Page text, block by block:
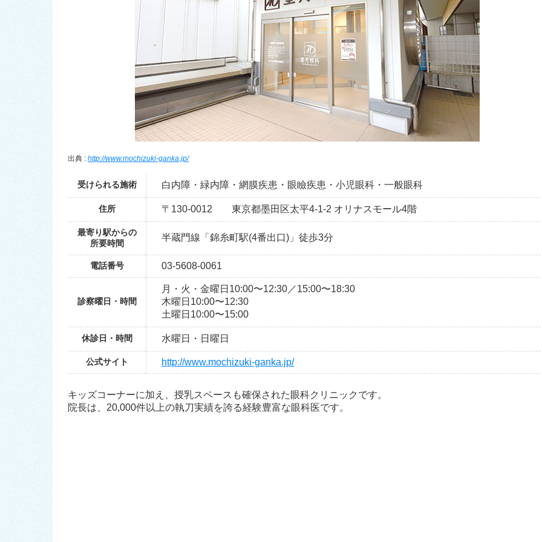
出典 : http://www.mochizuki-ganka.jp/
受けられる施術 白内障・緑内障・網膜疾患・眼瞼疾患・小児眼科・一般眼科
住所 〒130-0012 東京都墨田区太平4-1-2 オリナスモール4階
最寄り駅からの
所要時間
半蔵門線「錦糸町駅(4番出口)」徒歩3分
電話番号 03-5608-0061
診察曜日・時間
月・火・金曜日10:00〜12:30／15:00〜18:30
木曜日10:00〜12:30
土曜日10:00〜15:00
休診日・時間 水曜日・日曜日
公式サイト http://www.mochizuki-ganka.jp/
キッズコーナーに加え、授乳スペースも確保された眼科クリニックです。
院長は、20,000件以上の執刀実績を誇る経験豊富な眼科医です。